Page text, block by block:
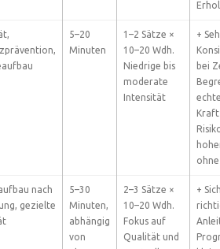
5–20
Minuten
1–2 Sätze ×
10–20 Wdh.
Niedrige bis
moderate
Intensität
+
bei
nach
gezielte
5–30
Minuten,
abhängig
von
2–3 Sätze ×
10–20 Wdh.
Fokus auf
Qualität und
+